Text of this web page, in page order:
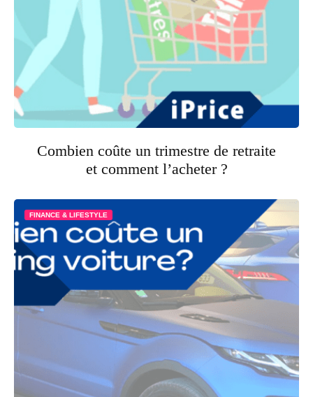
Combien coûte un trimestre de retraite
et comment l’acheter ?
FINANCE & LIFESTYLE